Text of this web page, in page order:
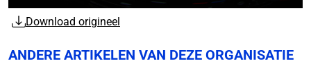
Download origineel
ANDERE ARTIKELEN VAN DEZE ORGANISATIE